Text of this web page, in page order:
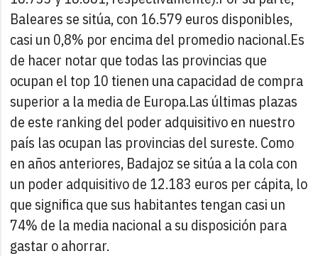
Baleares se sitúa, con 16.579 euros disponibles,
casi un 0,8% por encima del promedio nacional.Es
de hacer notar que todas las provincias que
ocupan el top 10 tienen una capacidad de compra
superior a la media de Europa.Las últimas plazas
de este ranking del poder adquisitivo en nuestro
país las ocupan las provincias del sureste. Como
en años anteriores, Badajoz se sitúa a la cola con
un poder adquisitivo de 12.183 euros per cápita, lo
que significa que sus habitantes tengan casi un
74% de la media nacional a su disposición para
gastar o ahorrar.